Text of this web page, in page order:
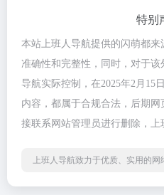
特别
本站上班人导航提供的闪萌都
准确性和完整性，同时，对于
导航实际控制，在2025年2月15
内容，都属于合规合法，后期
接联系网站管理员进行删除，上
上班人导航致力于优质、实用的网